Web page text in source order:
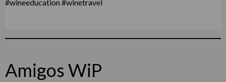
Amigos WiP